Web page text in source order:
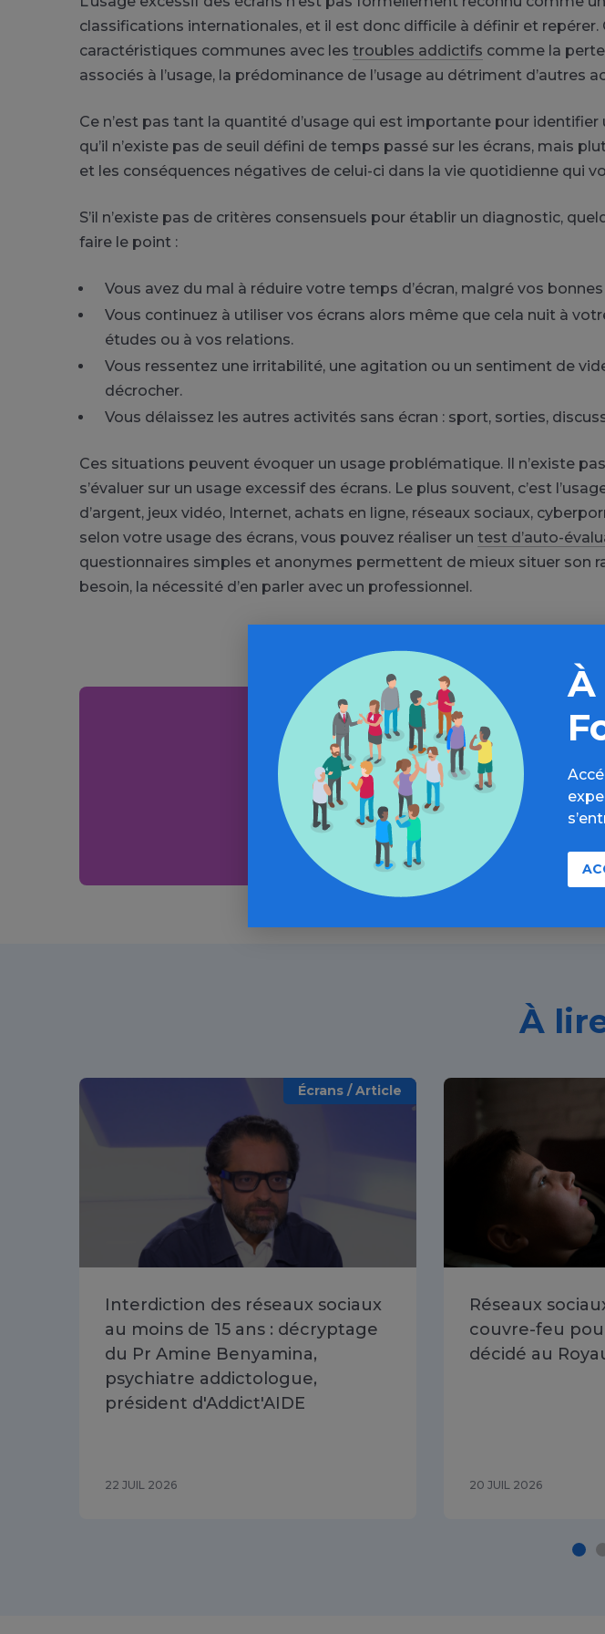
classifications internationales, et il est donc difficile à définir et repérer.
caractéristiques communes avec les troubles addictifs comme la
associés à l’usage, la prédominance de l’usage au détriment d’autres
Ce n’est pas tant la quantité d’usage qui est importante pour identifier
qu’il n’existe pas de seuil défini de temps passé sur les écrans, mais
et les conséquences négatives de celui-ci dans la vie quotidienne qui
S’il n’existe pas de critères consensuels pour établir un diagnostic,
faire le point :
Vous avez du mal à réduire votre temps d’écran, malgré vos
Vous continuez à utiliser vos écrans alors même que cela nuit à
études ou à vos relations.
Vous ressentez une irritabilité, une agitation ou un sentiment de
décrocher.
Vous délaissez les autres activités sans écran : sport, sorties,
Ces situations peuvent évoquer un usage problématique. Il n’existe
s’évaluer sur un usage excessif des écrans. Le plus souvent, c’est
d’argent, jeux vidéo, Internet, achats en ligne, réseaux sociaux,
selon votre usage des écrans, vous pouvez réaliser un test d’auto-
questionnaires simples et anonymes permettent de mieux situer son
besoin, la nécessité d’en parler avec un professionnel.
Aller plus loin sur l’espace
Informations, parcours d’évaluations, bonnes
annuaires, ressources, actualités...
Découvrir
À
Écrans / Article
Interdiction des réseaux sociaux
au moins de 15 ans : décryptage
du Pr Amine Benyamina,
psychiatre addictologue,
président d'Addict'AIDE
22 JUIL 2026
Réseaux
couvre-feu
décidé au
20 JUIL 2026
À